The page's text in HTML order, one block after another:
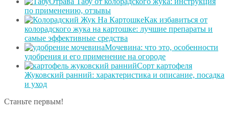
по применению, отзывы
Как избавиться от
колорадского жука на картошке: лучшие препараты и
самые эффективные средства
Мочевина: что это, особенности
удобрения и его применение на огороде
Сорт картофеля
Жуковский ранний: характеристика и описание, посадка
и уход
Станьте первым!